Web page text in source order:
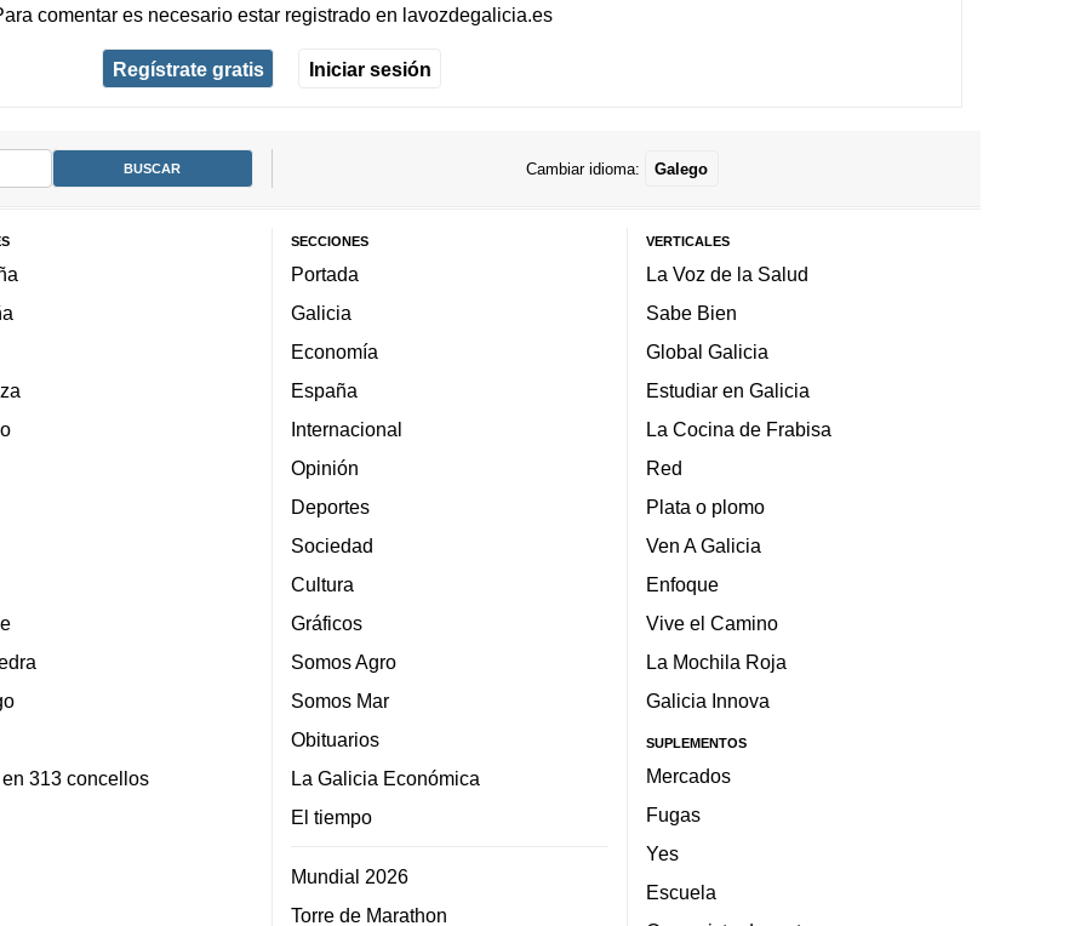
comentar es necesario estar registradoen lavozdegalicia.es
Regístrate gratis Iniciar sesión
Cambiar idioma: Galego
313 concellos
SECCIONES
Portada
Galicia
Economía
España
Internacional
Opinión
Deportes
Sociedad
Cultura
Gráficos
Somos Agro
Somos Mar
Obituarios
La Galicia Económica
El tiempo
Mundial 2026
Torre de Marathon
VERTICALES
La Voz de la Salud
Sabe Bien
Global Galicia
Estudiar en Galicia
La Cocina de Frabisa
Red
Plata o plomo
Ven A Galicia
Enfoque
Vive el Camino
La Mochila Roja
Galicia Innova
SUPLEMENTOS
Mercados
Fugas
Yes
Escuela